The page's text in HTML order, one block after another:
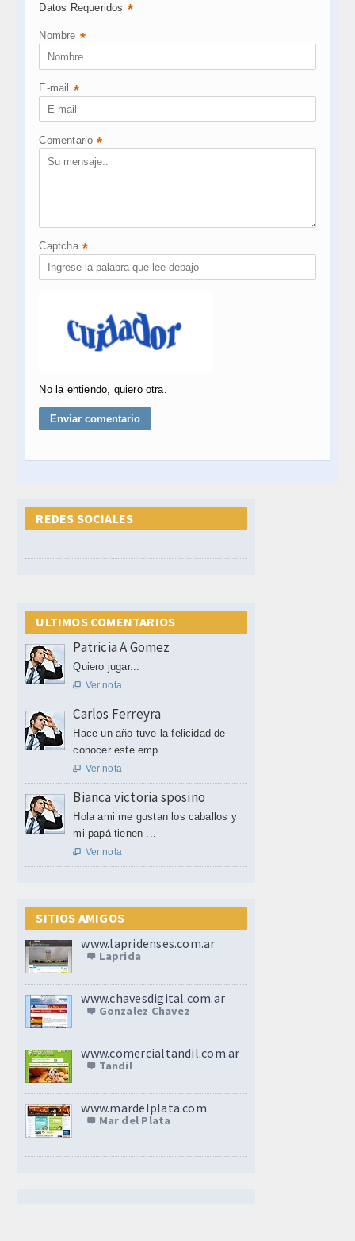
Datos Requeridos *
Nombre *
E-mail *
Comentario *
Captcha *
No la entiendo, quiero otra.
REDES SOCIALES
ULTIMOS COMENTARIOS
Patricia A Gomez
Quiero jugar...
 Ver nota
Carlos Ferreyra
Hace un año tuve la felicidad de
conocer este emp...
 Ver nota
Bianca victoria sposino
Hola ami me gustan los caballos y
mi papá tienen ...
 Ver nota
SITIOS AMIGOS
www.lapridenses.com.ar
Laprida
www.chavesdigital.com.ar
Gonzalez Chavez
www.comercialtandil.com.ar
Tandil
www.mardelplata.com
Mar del Plata